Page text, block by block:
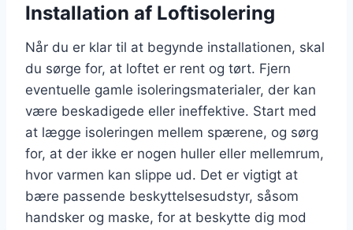
Installation af Loftisolering
Når du er klar til at begynde installationen, skal
du sørge for, at loftet er rent og tørt. Fjern
eventuelle gamle isoleringsmaterialer, der kan
være beskadigede eller ineffektive. Start med
at lægge isoleringen mellem spærene, og sørg
for, at der ikke er nogen huller eller mellemrum,
hvor varmen kan slippe ud. Det er vigtigt at
bære passende beskyttelsesudstyr, såsom
handsker og maske, for at beskytte dig mod